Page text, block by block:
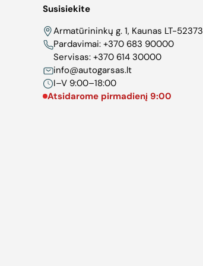
Susisiekite
Armatūrininkų g. 1, Kaunas LT-52373
Pardavimai: +370 683 90000
Servisas: +370 614 30000
info@autogarsas.lt
I–V 9:00–18:00
Atsidarome pirmadienį 9:00